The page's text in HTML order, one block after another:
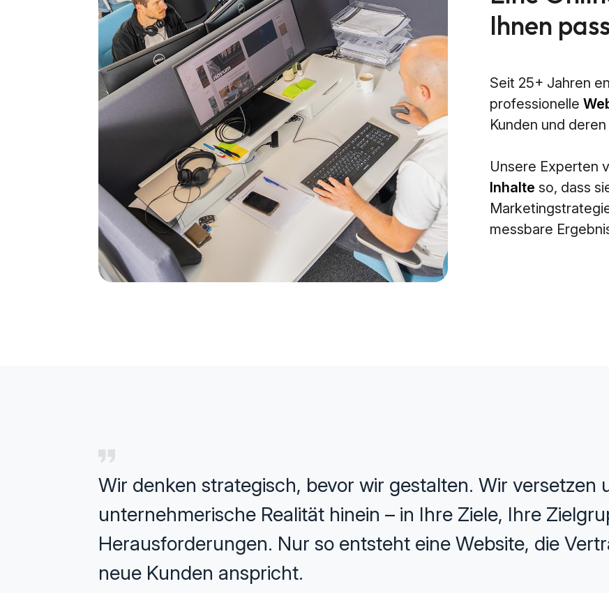
Ihnen
Seit 25+ Jahren
professionelle
Kunden und
Unsere Experten
Inhalte so, dass
messbare
Wir denken strategisch, bevor wir gestalten. Wir versetzen
unternehmerische Realität hinein – in Ihre Ziele, Ihre
Herausforderungen. Nur so entsteht eine Website, die
neue Kunden anspricht.